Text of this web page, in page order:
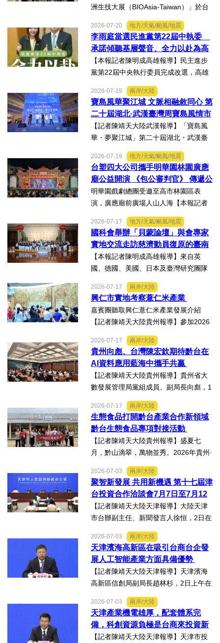
洲生技大展（BIOAsia-Taiwan）」於台
研發長葉耀宗率團隊以「健康一體．精
準未來」為主題參展，展現產學合作夥
伴展示精準健康、生物科...
2026-07-20 地方/天氣/颱風/地震
李雨庭當選民進黨第22屆中執委
承諾傾聽基層聲音、全力以赴為高
雄與台灣努力
【本報記者陳明成高雄報導】民主進步
黨第22屆中央執行委員完成改選，高雄
表示，能夠獲得黨內同志的肯定與支
持，深感榮幸，也肩負更重大的責任，
未來將秉持初心，做好黨與地...
2026-07-19 兩岸/大陸
寶島風華聚江城 文脈相融敘同心 第
二十屆湖北·武漢臺灣周寶島風情市
集暨文化交流之夜在漢溫情上演
【記者陳靖天大陸武漢報導】「寶島風
華・夢聚江城」第二十屆湖北・武漢臺
16日晚上在武漢武商夢時代一樓中庭溫
情上演，歌聲文脈聯結兩地，這場融美
食、文創、歌舞、匠人分享...
2026-07-19 地方/天氣/颱風/地震
台塑四大公司攜手明華園林園廣應
廟公益開演 《包公審判官》 傳遞公
義與自省精神
明華園戲劇總團受邀至高市林園區表
演，廣應廟前廣場人山人海【本報記者
台塑石化等四大公司邀請由當家小生孫
翠鳳領軍的明華園戲劇總團，周末晚在
高雄市林園區廣應廟公益演...
2026-07-17 地方/天氣/颱風/地震
國科會舉辦「貝蒙論壇」與會專家
實地交流走訪慈濟動員復原的臺南
楠西地震及丹娜絲風災區
【本報記者陳明成高雄報導】來自英
國、德國、美國、日本及臺灣研究團隊
科會舉辦的「貝蒙論壇」，實地交流活
動走訪臺南楠西地震及丹娜絲風災區，
慈濟動員資金與萬人次的復原...
2026-07-17 兩岸/大陸
興仁市實地考察薏仁米產業
嘉賓團聽取興仁薏仁米產業發展介紹
【記者陳靖天大陸貴州報導】參加2026
色產業助力鄉村振興對接會的臺灣嘉賓
組團，7月15日，到興仁市實地考察，深
入調研興仁薏仁米...
2026-07-17 兩岸/大陸
貴州向彪、台灣陳宏欽期待黔台在
AI資料應用藍海中攜手共贏
【記者陳靖天大陸貴州報導】貴州省大
數發展管理局黨組成員、副局長向彪，1
作懇談會黔台大數據與人工智能產業對
接會上表示，召開黔台大數據與人工智
能產業對接會，旨在搭建兩...
2026-07-17 兩岸/大陸
生態食品打開黔台產業合作新領域
黔台生態食品專項對接活動
【記者陳靖天大陸貴州報導】盛夏七
月，黔山滴翠，萬物並秀。2026年貴州·
品專項對接活動」於7月13日至16日舉
行。近30名台商代表跨海而來，踏訪貴
州生態食品產業一線，...
2026-07-03 兩岸/大陸
聚智新發展 共用新機遇 第十七屆津
台投資合作洽談會7月7日至7月12
日在天津舉辦
【記者陳靖天大陸天津報導】大陸天津
市台辦副主任、新聞發言人徐恒，2日在
會上表示，津台投資合作洽談會，從200
8年至今已成功舉辦16屆，津台會已成為
兩岸重要的經貿交流合...
2026-07-03 兩岸/大陸
天津濱海高新區在吸引台商台企發
展人工智能產業方面具備優勢
【記者陳靖天大陸天津報導】天津濱海
高新區信創局副局長趙林杉，2日上午在
會上，針對吸引臺商臺企來津發展人工
智能產業方面具備優勢表示，高新區作
為國家自主創新示範區，也...
2026-07-03 兩岸/大陸
天津產業機電雄厚，配套體系完
備，科創資源負極是台商來投資新
業的理想沃土
【記者陳靖天大陸天津報導】天津市投